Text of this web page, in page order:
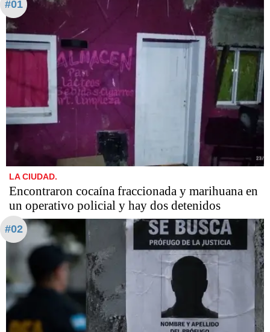
#01
LA CIUDAD.
Encontraron cocaína fraccionada y marihuana en
un operativo policial y hay dos detenidos
#02